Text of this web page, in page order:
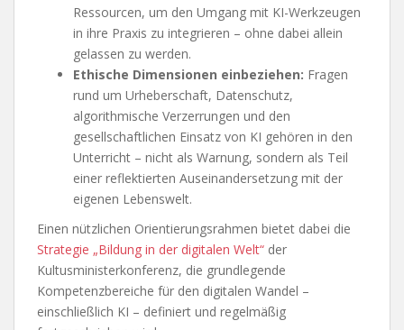
Ressourcen, um den Umgang mit KI-Werkzeugen
in ihre Praxis zu integrieren – ohne dabei allein
gelassen zu werden.
Ethische Dimensionen einbeziehen: Fragen
rund um Urheberschaft, Datenschutz,
algorithmische Verzerrungen und den
gesellschaftlichen Einsatz von KI gehören in den
Unterricht – nicht als Warnung, sondern als Teil
einer reflektierten Auseinandersetzung mit der
eigenen Lebenswelt.
Einen nützlichen Orientierungsrahmen bietet dabei die
Strategie „Bildung in der digitalen Welt“ der
Kultusministerkonferenz, die grundlegende
Kompetenzbereiche für den digitalen Wandel –
einschließlich KI – definiert und regelmäßig